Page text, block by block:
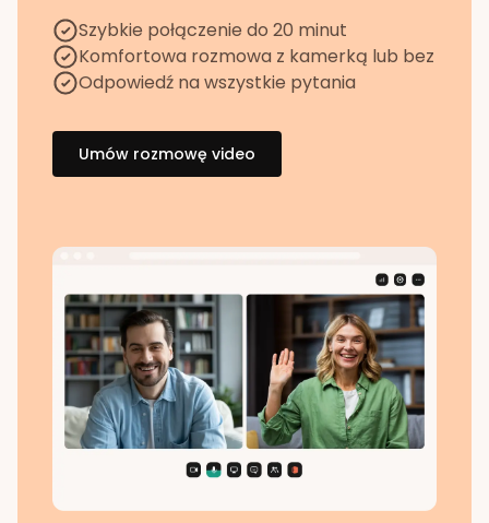
Szybkie połączenie do 20 minut
Komfortowa rozmowa z kamerką lub bez
Odpowiedź na wszystkie pytania
Umów rozmowę video